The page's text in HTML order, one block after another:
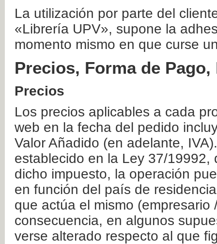
La utilización por parte del
«Librería UPV», supone la
momento mismo en que curse
Precios, Forma de
Precios
Los precios aplicables a cada
web en la fecha del pedido
Valor Añadido (en adelante,
establecido en la Ley 37/
dicho impuesto, la operación
en función del país de
que actúa el mismo
consecuencia, en algunos
verse alterado respecto al que